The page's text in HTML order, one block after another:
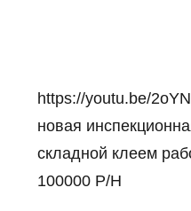
https://youtu.be/
новая
складной клеем
100000 P/H